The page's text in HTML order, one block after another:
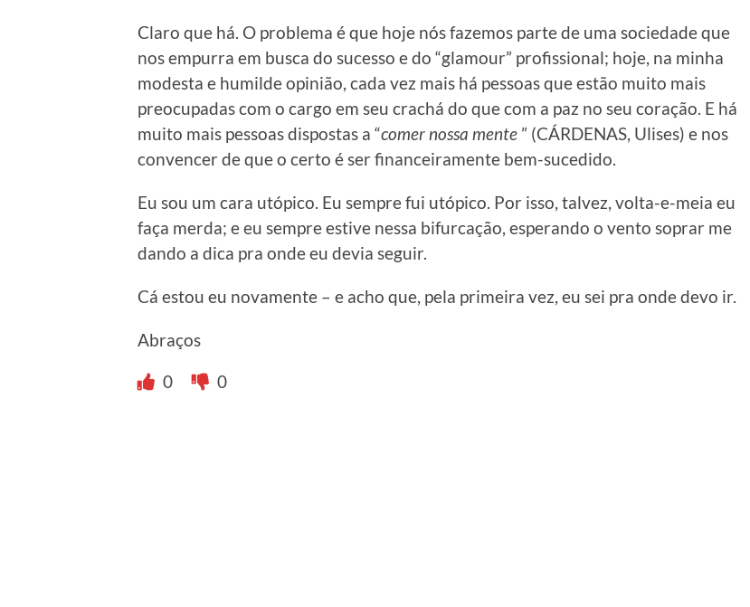
Claro que há. O problema é que hoje nós fazemos parte de uma sociedade que
nos empurra em busca do sucesso e do “glamour” profissional; hoje, na minha
modesta e humilde opinião, cada vez mais há pessoas que estão muito mais
preocupadas com o cargo em seu crachá do que com a paz no seu coração. E há
muito mais pessoas dispostas a “comer nossa mente ” (CÁRDENAS, Ulises) e nos
convencer de que o certo é ser financeiramente bem-sucedido.
Eu sou um cara utópico. Eu sempre fui utópico. Por isso, talvez, volta-e-meia eu
faça merda; e eu sempre estive nessa bifurcação, esperando o vento soprar me
dando a dica pra onde eu devia seguir.
Cá estou eu novamente – e acho que, pela primeira vez, eu sei pra onde devo ir.
Abraços
0
0